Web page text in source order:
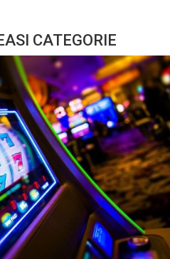
CATEGORIE